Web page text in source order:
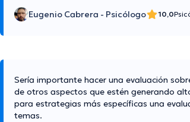
Eugenio Cabrera - Psicólogo 10,0
Sería importante hacer una evaluación
de otros aspectos que estén generando
para estrategias más específicas una
temas.